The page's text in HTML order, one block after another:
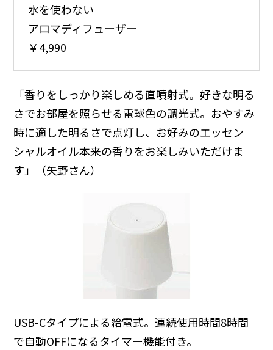
水を使わない
アロマディフューザー
￥4,990
「香りをしっかり楽しめる直噴射式。好きな明る
さでお部屋を照らせる電球色の調光式。おやすみ
時に適した明るさで点灯し、お好みのエッセン
シャルオイル本来の香りをお楽しみいただけま
す」（矢野さん）
USB-Cタイプによる給電式。連続使用時間8時間
で自動OFFになるタイマー機能付き。